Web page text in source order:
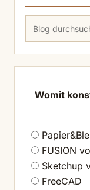
Suchen
Womit
FUSION
Sketchup
FreeCAD